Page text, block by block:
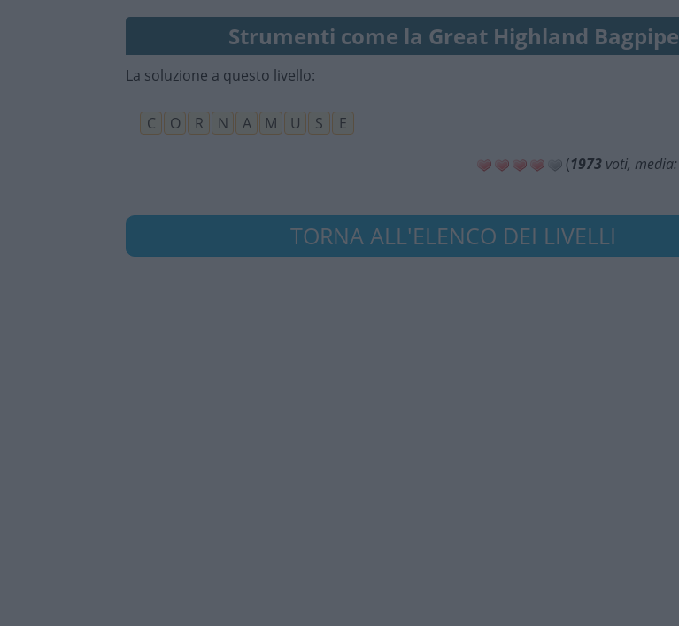
Strumenti come la Great Highland Bagpipe
La soluzione a questo livello:
C O R N A M U S E
(1973 voti, media:
TORNA ALL'ELENCO DEI LIVELLI